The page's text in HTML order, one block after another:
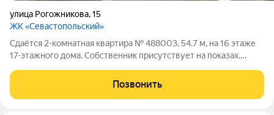
улица Рогожникова,15
ЖК «Севастопольский»
Сдаётся 2-комнатная квартира № 488003, 54.7 м, на 16 этаже
17-этажного дома. Собственник присутствует на показах.
оплачиваются отдельно. По условиям проживания: без детей,
без питомцев. Срок
Позвонить